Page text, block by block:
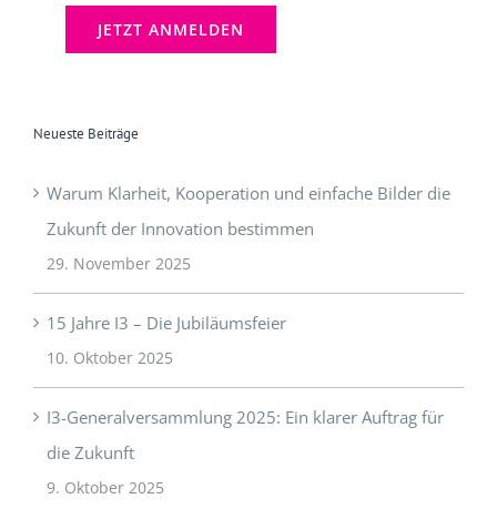
Warum Klarheit, Kooperation und einfache Bilder die
Zukunft der Innovation bestimmen
29. November 2025
15 Jahre I3 – Die Jubiläumsfeier
10. Oktober 2025
I3-Generalversammlung 2025: Ein klarer Auftrag für
die Zukunft